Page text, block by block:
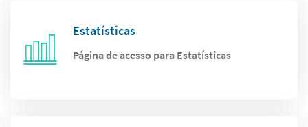
Estatísticas
Página de acesso para Estatísticas